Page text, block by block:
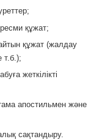
құжат;
құжат (жалдау
т.б.);
жеткілікті
апостильмен және
сақтандыру.